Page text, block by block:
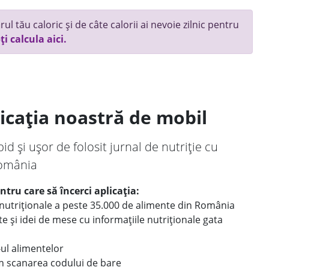
tău caloric și de câte calorii ai nevoie zilnic pentru
calcula aici.
noastră de mobil
și ușor de folosit jurnal de nutriție cu
care să încerci aplicația:
a peste 35.000 de alimente din România
și idei de mese cu informațiile nutriționale gata
alimentelor
scanarea codului de bare